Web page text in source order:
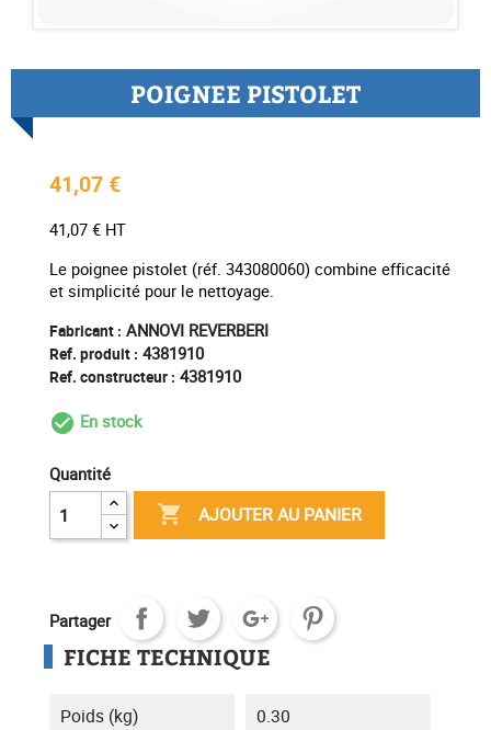
POIGNEE PISTOLET
41,07 €
41,07 € HT
Le poignee pistolet (réf. 343080060) combine efficacité
et simplicité pour le nettoyage.
Fabricant : ANNOVI REVERBERI
Ref. produit : 4381910
Ref. constructeur : 4381910
check_circle_outline
En stock
Quantité
 AJOUTER AU PANIER
Partager
FICHE TECHNIQUE
Poids (kg) 0.30